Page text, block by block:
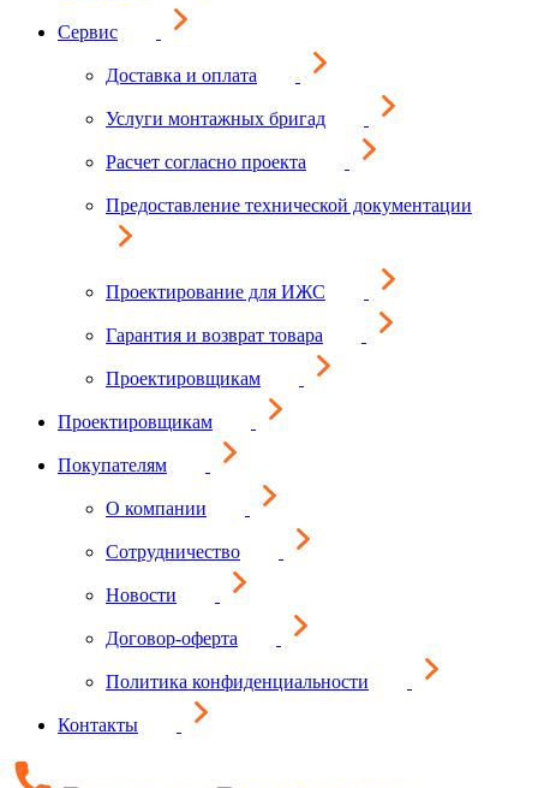
Сервис
Доставка и оплата
Услуги монтажных бригад
Расчет согласно проекта
Предоставление технической документации
Проектирование для ИЖС
Гарантия и возврат товара
Проектировщикам
Проектировщикам
Покупателям
О компании
Сотрудничество
Новости
Договор-оферта
Политика конфиденциальности
Контакты